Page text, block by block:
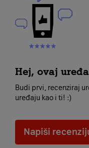
Hej, ovaj
Budi prvi, recenziraj
uređaju kao i ti! :)
Napiši